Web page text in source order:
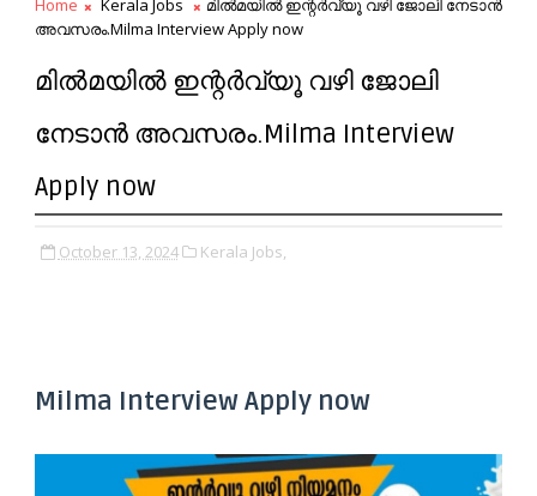
Home Kerala Jobs
മിൽമയിൽ ഇന്റർവ്യൂ വഴി ജോലി നേടാൻ
അവസരം.Milma Interview Apply now
മിൽമയിൽ ഇന്റർവ്യൂ വഴി ജോലി
നേടാൻ അവസരം.Milma Interview
Apply now
October 13, 2024 Kerala Jobs,
Milma Interview Apply now